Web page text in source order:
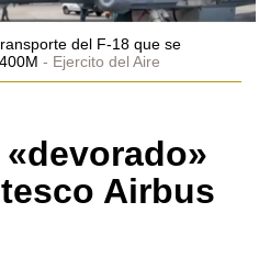
del F-18 que se
Ejercito del Aire
«devorado»
Airbus